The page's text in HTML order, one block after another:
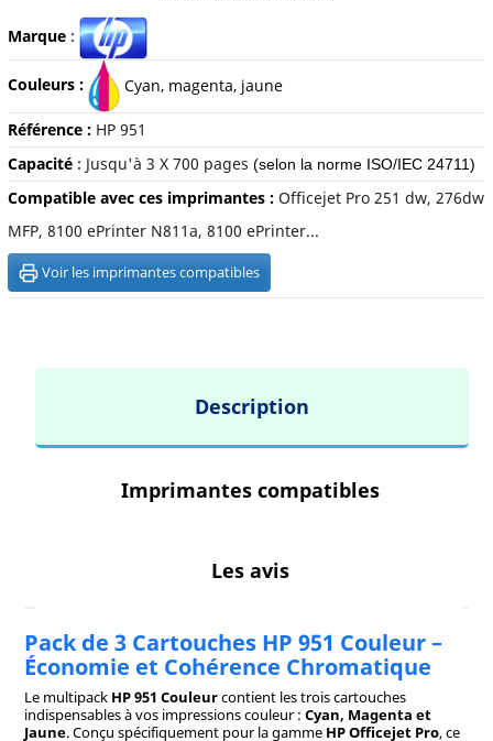
Marque:
Couleurs : Cyan, magenta, jaune
Référence : HP 951
Capacité: Jusqu'à 3 X 700 pages (selon la norme ISO/IEC 24711)
Compatible avec ces imprimantes : Officejet Pro 251 dw, 276dw
MFP, 8100 ePrinter N811a, 8100 ePrinter...
Voir les imprimantes compatibles
Description
Imprimantes compatibles
Les avis
Pack de 3 Cartouches HP 951 Couleur –
Économie et Cohérence Chromatique
Le multipack HP 951 Couleurcontient les trois cartouches
indispensables à vos impressions couleur : Cyan, Magenta et
Jaune. Conçu spécifiquement pour la gamme HP Officejet Pro, ce